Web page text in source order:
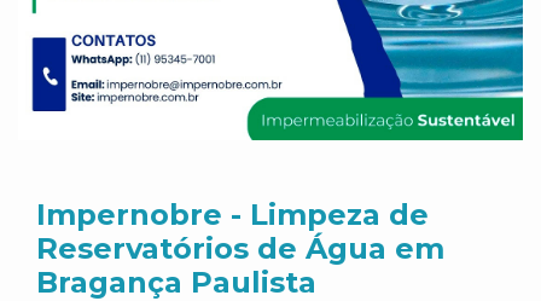
Impernobre - Limpeza de
Reservatórios de Água em
Bragança Paulista